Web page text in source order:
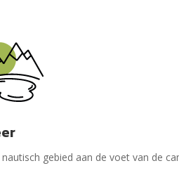
nautisch gebied aan de voet van de